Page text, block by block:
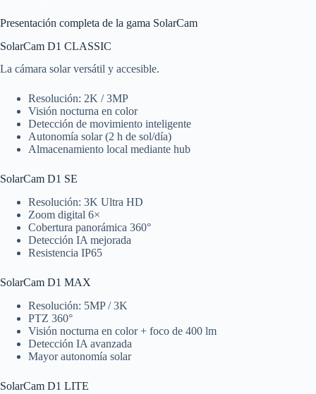
Presentación completa de la gama SolarCam
SolarCam D1 CLASSIC
La cámara solar versátil y accesible.
Resolución: 2K / 3MP
Visión nocturna en color
Detección de movimiento inteligente
Autonomía solar (2 h de sol/día)
Almacenamiento local mediante hub
SolarCam D1 SE
Resolución: 3K Ultra HD
Zoom digital 6×
Cobertura panorámica 360°
Detección IA mejorada
Resistencia IP65
SolarCam D1 MAX
Resolución: 5MP / 3K
PTZ 360°
Visión nocturna en color + foco de 400 lm
Detección IA avanzada
Mayor autonomía solar
SolarCam D1 LITE